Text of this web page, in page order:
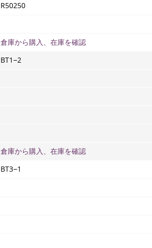
R50250
倉庫から購入、在庫を確認
ВТ1−2
倉庫から購入、在庫を確認
ВТ3−1